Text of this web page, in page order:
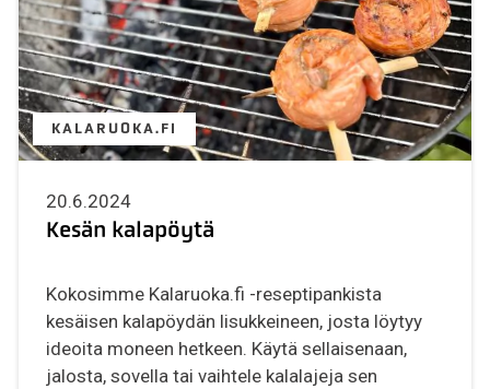
KALARUOKA.FI
20.6.2024
Kesän kalapöytä
Kokosimme Kalaruoka.fi -reseptipankista
kesäisen kalapöydän lisukkeineen, josta löytyy
ideoita moneen hetkeen. Käytä sellaisenaan,
jalosta, sovella tai vaihtele kalalajeja sen